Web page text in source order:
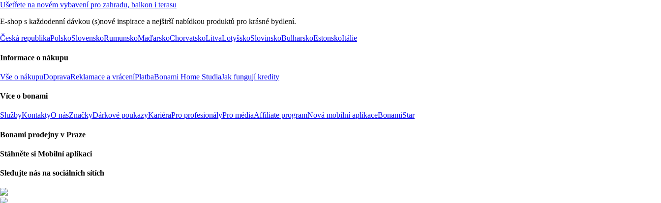
Ušetřete na novém vybavení pro zahradu, balkon i terasu
E-shop s každodenní dávkou (s)nové inspirace a nejširší nabídkou produktů pro krásné bydlení.
Česká republikaPolskoSlovenskoRumunskoMaďarskoChorvatskoLitvaLotyšskoSlovinskoBulharskoEstonskoItálie
Informace o nákupu
Vše o nákupuDopravaReklamace a vráceníPlatbaBonami Home StudiaJak fungují kredity
Více o bonami
SlužbyKontaktyO násZnačkyDárkové poukazyKariéraPro profesionályPro médiaAffiliate programNová mobilní aplikaceBonamiStar
Bonami prodejny v Praze
Stáhněte si Mobilní aplikaci
Sledujte nás na sociálních sítích